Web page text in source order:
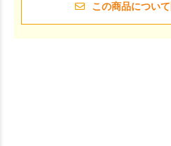
この商品につい